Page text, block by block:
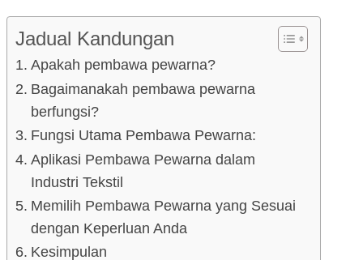
Jadual Kandungan
Apakah pembawa pewarna?
Bagaimanakah pembawa pewarna
berfungsi?
Fungsi Utama Pembawa Pewarna:
Aplikasi Pembawa Pewarna dalam
Industri Tekstil
Memilih Pembawa Pewarna yang Sesuai
dengan Keperluan Anda
Kesimpulan